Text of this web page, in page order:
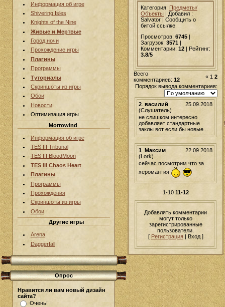
Информация об игре
Shivering Isles
Knights of the Nine
Живые и Мертвые
Город ночи
Прохождение игры
Плагины
Программы
Туториалы
Скриншоты из игры
Обои
Новости
Оптимизация игры
Morrowind
Информация об игре
TES III Tribunal
TES III BloodMoon
TES III Chaos Heart
Плагины
Программы
Прохождения
Скриншоты из игры
Обои
Другие игры
Arena
Daggerfall
Опрос
Нравится ли вам новый дизайн
сайта?
Очень!
Категория: Предметы/
Объекты | Добавил :
Salvator | Сообщить о
битой ссылке
Просмотров: 6745
Загрузок: 3571
Комментарии: 12 | Рейтинг:
3.8/5
Всего
комментариев: 12 « 1 2
Порядок вывода комментариев:
25.09.2018
2 василий
(Слушатель)
не слишком интересно
добавляет стандартные
заклы вот если бы новые...
22.09.2018
1 Максим
(Lork)
сейчас посмотрим что за
херомантия
1-10 11-12
Добавлять комментарии
могут только
зарегистрированные
пользователи.
[ Регистрация| Вход ]